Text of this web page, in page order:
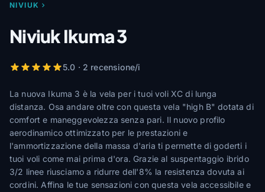
NIVIUK
Niviuk Ikuma 3
5.0 · 2 recensione/i
La nuova Ikuma 3 è la vela per i tuoi voli XC di lunga
distanza. Osa andare oltre con questa vela "high B" dotata di
comfort e maneggevolezza senza pari. Il nuovo profilo
aerodinamico ottimizzato per le prestazioni e
l'ammortizzazione della massa d'aria ti permette di goderti i
tuoi voli come mai prima d'ora. Grazie al suspentaggio ibrido
3/2 linee riusciamo a ridurre dell'8% la resistenza dovuta ai
cordini. Affina le tue sensazioni con questa vela accessibile e